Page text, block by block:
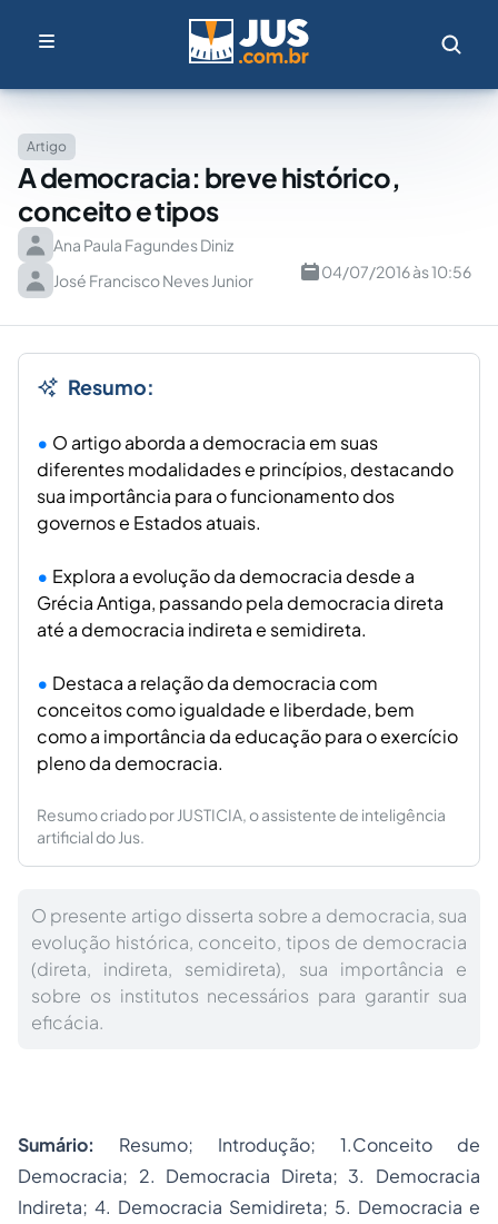
Artigo
A democracia: breve histórico,
conceito e tipos
Ana Paula Fagundes Diniz
José Francisco Neves Junior
04/07/2016 às 10:56
Resumo:
O artigo aborda a democracia em suas
diferentes modalidades e princípios, destacando
sua importância para o funcionamento dos
governos e Estados atuais.
Explora a evolução da democracia desde a
Grécia Antiga, passando pela democracia direta
até a democracia indireta e semidireta.
Destaca a relação da democracia com
conceitos como igualdade e liberdade, bem
como a importância da educação para o exercício
pleno da democracia.
Resumo criado por JUSTICIA, o assistente de inteligência
artificial do Jus.
O presente artigo disserta sobre a democracia, sua
evolução histórica, conceito, tipos de democracia
(direta, indireta, semidireta), sua importância e
sobre os institutos necessários para garantir sua
eficácia.
Sumário: Resumo; Introdução; 1.Conceito de
Democracia; 2. Democracia Direta; 3. Democracia
Indireta; 4. Democracia Semidireta; 5. Democracia e